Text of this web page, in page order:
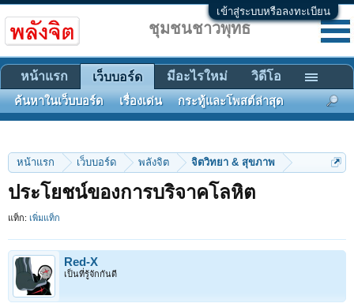
เข้าสู่ระบบหรือลงทะเบียน
หน้าแรก เว็บบอร์ด พลังจิต จิตวิทยา & สุขภาพ
ประโยชน์ของการบริจาคโลหิต
แท็ก: เพิ่มแท็ก
Red-X
เป็นที่รู้จักกันดี
ชุมชนชาวพุทธ
หน้าแรก เว็บบอร์ด
ค้นหาในเว็บบอร์ด เรื่องเด่น กระทู้และโพสต์ล่าสุด
มีอะไรใหม่ วิดีโอ